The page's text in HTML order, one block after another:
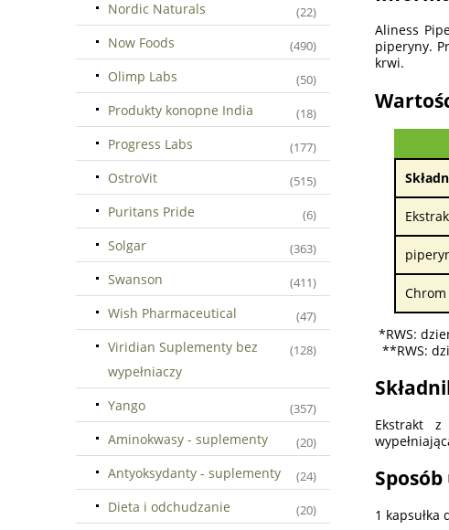
Nordic Naturals (22)
Now Foods (490)
Olimp Labs (50)
Produkty konopne India (18)
Progress Labs (177)
OstroVit (515)
Puritans Pride (6)
Solgar (363)
Swanson (411)
Wish Pharmaceutical (47)
Viridian Suplementy bez
wypełniaczy
(128)
Yango (357)
Aminokwasy - suplementy (20)
Antyoksydanty - suplementy (24)
Dieta i odchudzanie (20)
Aliness
piperyny.
krwi.
Chrom
*RWS:
**RWS:
Ekstrakt z
1